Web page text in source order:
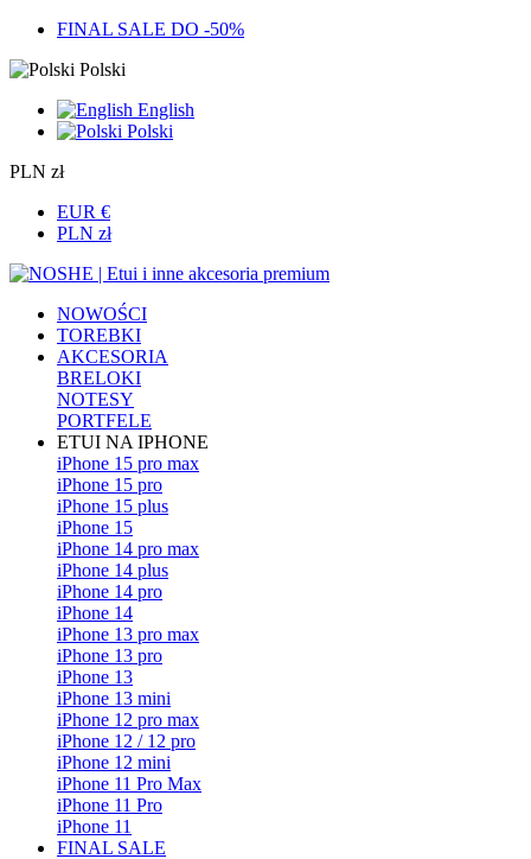
FINAL SALE DO -50%
Polski
English
Polski
PLN zł
EUR €
PLN zł
NOWOŚCI
TOREBKI
AKCESORIA
BRELOKI
NOTESY
PORTFELE
ETUI NA IPHONE
iPhone 15 pro max
iPhone 15 pro
iPhone 15 plus
iPhone 15
iPhone 14 pro max
iPhone 14 plus
iPhone 14 pro
iPhone 14
iPhone 13 pro max
iPhone 13 pro
iPhone 13
iPhone 13 mini
iPhone 12 pro max
iPhone 12 / 12 pro
iPhone 12 mini
iPhone 11 Pro Max
iPhone 11 Pro
iPhone 11
FINAL SALE